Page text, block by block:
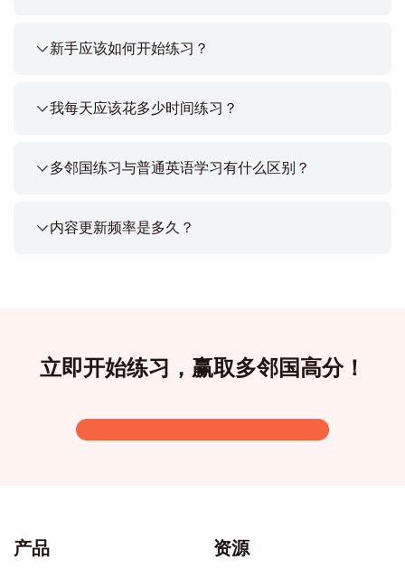
新手应该如何开始练习？
我每天应该花多少时间练习？
多邻国练习与普通英语学习有什么区别？
内容更新频率是多久？
立即开始练习，赢取多邻国高分！
产品 资源